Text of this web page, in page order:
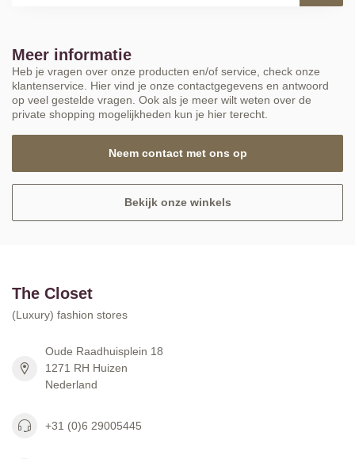
Meer informatie
Heb je vragen over onze producten en/of service, check onze
klantenservice. Hier vind je onze contactgegevens en antwoord
op veel gestelde vragen. Ook als je meer wilt weten over de
private shopping mogelijkheden kun je hier terecht.
Neem contact met ons op
Bekijk onze winkels
The Closet
(Luxury) fashion stores
Oude Raadhuisplein 18
1271 RH Huizen
Nederland
+31 (0)6 29005445